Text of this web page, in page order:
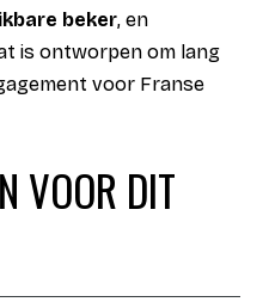
beker, en
is ontworpen om lang
voor Franse
VOOR DIT